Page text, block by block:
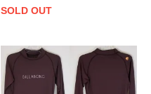
SOLD OUT